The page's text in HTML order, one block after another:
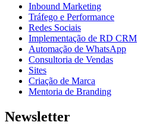
Inbound Marketing
Tráfego e Performance
Redes Sociais
Implementação de RD CRM
Automação de WhatsApp
Consultoria de Vendas
Sites
Criação de Marca
Mentoria de Branding
Newsletter